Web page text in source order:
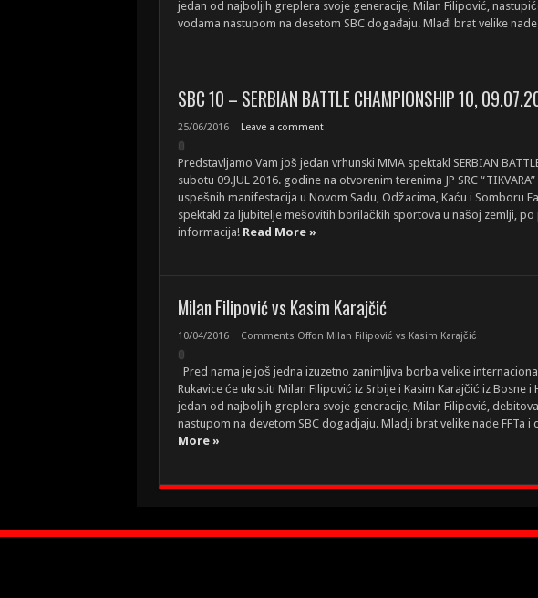
jedan od najboljih greplera svoje generacije, Milan Filipović,
vodama nastupom na desetom SBC događaju. Mlađi brat velike nade
SBC 10 – SERBIAN BATTLE CHAMPIONSHIP 10,
25/06/2016 Leave a comment
Predstavljamo Vam još jedan vrhunski MMA spektakl SERBIAN
subotu 09.JUL 2016. godine na otvorenim terenima JP SRC
uspešnih manifestacija u Novom Sadu, Odžacima, Kaću i Somboru
spektakl za ljubitelje mešovitih borilačkih sportova u našoj zemlji, po
informacija! Read More »
Milan Filipović vs Kasim Karajčić
10/04/2016 Comments Offon Milan Filipović vs Kasim Karajčić
Pred nama je još jedna izuzetno zanimljiva borba velike
Rukavice će ukrstiti Milan Filipović iz Srbije i Kasim Karajčić iz Bosne i
jedan od najboljih greplera svoje generacije, Milan Filipović,
nastupom na devetom SBC dogadjaju. Mladji brat velike nade FFTa i
More »